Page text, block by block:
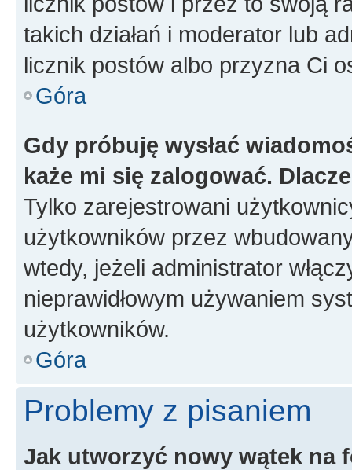
takich działań i moderator lub
licznik postów albo przyzna Ci
Góra
Gdy próbuję wysłać
każe mi się zalogować.
Tylko zarejestrowani
użytkowników przez
wtedy, jeżeli administrator
nieprawidłowym używaniem
użytkowników.
Góra
Problemy z pisaniem
Jak utworzyć nowy wątek na